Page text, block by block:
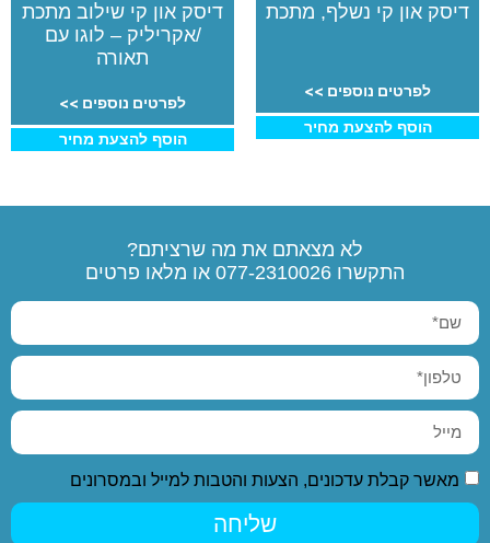
דיסק און קי נשלף, מתכת
לפרטים נוספים >>
הוסף להצעת מחיר
דיסק און קי שילוב מתכת
/אקריליק – לוגו עם
תאורה
לפרטים נוספים >>
הוסף להצעת מחיר
לא מצאתם את מה שרציתם?
התקשרו 077-2310026 או מלאו פרטים
מאשר קבלת עדכונים, הצעות והטבות למייל ובמסרונים
שליחה